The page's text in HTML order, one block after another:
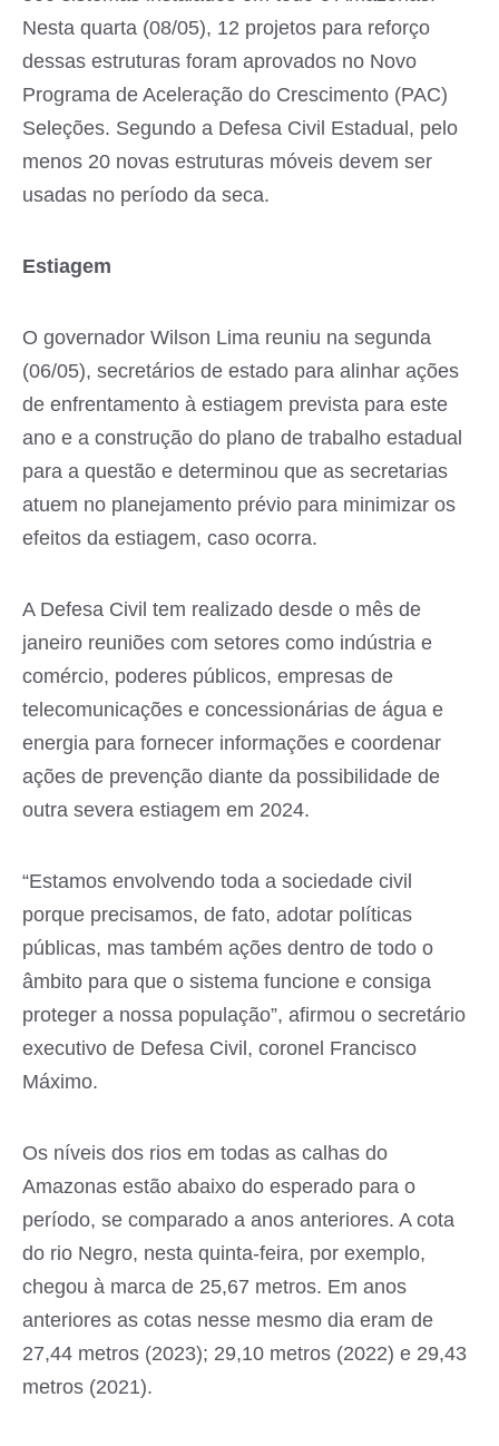
Nesta quarta (08/05), 12 projetos para reforço
dessas estruturas foram aprovados no Novo
Programa de Aceleração do Crescimento (PAC)
Seleções. Segundo a Defesa Civil Estadual, pelo
menos 20 novas estruturas móveis devem ser
usadas no período da seca.
Estiagem
O governador Wilson Lima reuniu na segunda
(06/05), secretários de estado para alinhar ações
de enfrentamento à estiagem prevista para este
ano e a construção do plano de trabalho estadual
para a questão e determinou que as secretarias
atuem no planejamento prévio para minimizar os
efeitos da estiagem, caso ocorra.
A Defesa Civil tem realizado desde o mês de
janeiro reuniões com setores como indústria e
comércio, poderes públicos, empresas de
telecomunicações e concessionárias de água e
energia para fornecer informações e coordenar
ações de prevenção diante da possibilidade de
outra severa estiagem em 2024.
“Estamos envolvendo toda a sociedade civil
porque precisamos, de fato, adotar políticas
públicas, mas também ações dentro de todo o
âmbito para que o sistema funcione e consiga
proteger a nossa população”, afirmou o secretário
executivo de Defesa Civil, coronel Francisco
Máximo.
Os níveis dos rios em todas as calhas do
Amazonas estão abaixo do esperado para o
período, se comparado a anos anteriores. A cota
do rio Negro, nesta quinta-feira, por exemplo,
chegou à marca de 25,67 metros. Em anos
anteriores as cotas nesse mesmo dia eram de
27,44 metros (2023); 29,10 metros (2022) e 29,43
metros (2021).